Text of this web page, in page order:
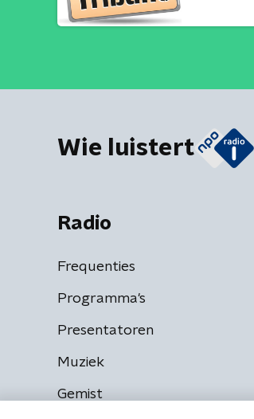
Wie luistert
Radio
Frequenties
Programma's
Presentatoren
Muziek
Gemist